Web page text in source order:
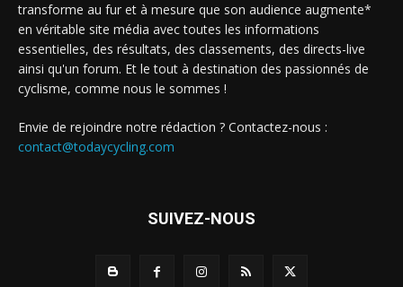
transforme au fur et à mesure que son audience augmente*
en véritable site média avec toutes les informations
essentielles, des résultats, des classements, des directs-live
ainsi qu'un forum. Et le tout à destination des passionnés de
cyclisme, comme nous le sommes !
Envie de rejoindre notre rédaction ? Contactez-nous :
contact@todaycycling.com
SUIVEZ-NOUS